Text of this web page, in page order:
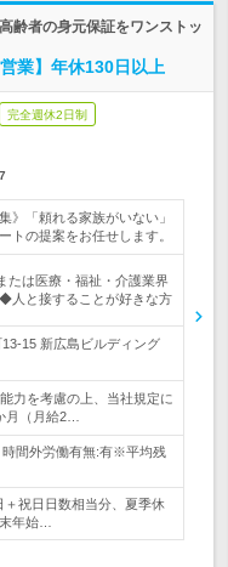
齢者の身元保証をワンストッ
業】年休130日以上
完全週休2日制
》「頼れる家族がいない」
トの提案をお任せします。
たは医療・福祉・介護業界
人と接することが好きな方
15 新広島ビルディング
力を考慮の上、当社規定に
月（月給2…
時間外労働有無:有※平均残
祝日日数相当分、夏季休
年始…